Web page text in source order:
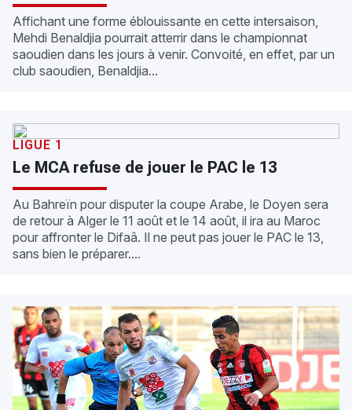
Affichant une forme éblouissante en cette intersaison,
Mehdi Benaldjia pourrait atterrir dans le championnat
saoudien dans les jours à venir. Convoité, en effet, par un
club saoudien, Benaldjia...
LIGUE 1
Le MCA refuse de jouer le PAC le 13
Au Bahreïn pour disputer la coupe Arabe, le Doyen sera
de retour à Alger le 11 août et le 14 août, il ira au Maroc
pour affronter le Difaâ. Il ne peut pas jouer le PAC le 13,
sans bien le préparer....